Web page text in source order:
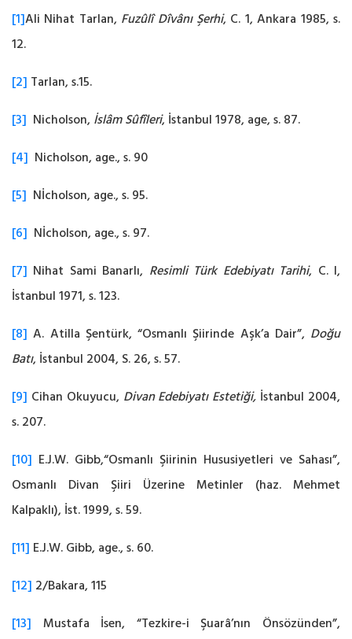
[1]Ali Nihat Tarlan, Fuzûlî Dîvânı Şerhi, C. 1, Ankara 1985, s.
12. ‎
[2] Tarlan, s.15.
[3] ‎ Nicholson, İslâm Sûfîleri, İstanbul 1978, age, s. 87.‎
[4] ‎ Nicholson, age., s. 90
[5] ‎ Nİcholson, age., s. 95.‎
[6] ‎ Nİcholson, age., s. 97.‎
[7] Nihat Sami Banarlı, Resimli Türk Edebiyatı Tarihi, C. I,
İstanbul 1971, s. 123.‎
[8] A. Atilla Şentürk, “Osmanlı Şiirinde Aşk’a Dair”, Doğu
Batı, İstanbul 2004, S. 26, s. 57.‎
[9] Cihan Okuyucu, Divan Edebiyatı Estetiği, İstanbul 2004,
s. 207.‎
[10] E.J.W. Gibb,“Osmanlı Şiirinin Hususiyetleri ve Sahası”,
Osmanlı Divan Şiiri Üzerine Metinler (haz. Mehmet
Kalpaklı), İst. 1999, s. 59.‎
[11] E.J.W. Gibb, age., s. 60.‎
[12] 2/Bakara, 115
[13] Mustafa İsen, “Tezkire-i Şuarâ’nın Önsözünden”,